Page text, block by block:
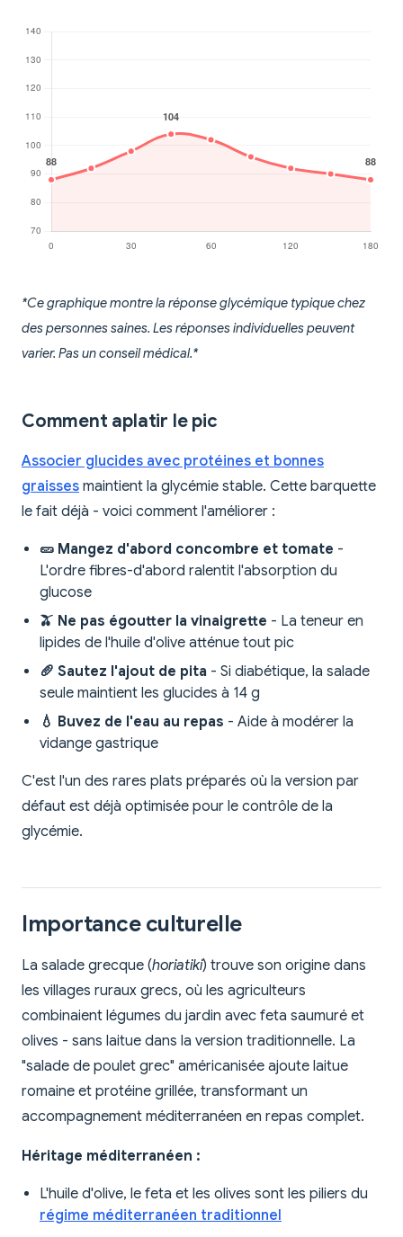
*Ce graphique montre la réponse glycémique typique chez
des personnes saines. Les réponses individuelles peuvent
varier. Pas un conseil médical.*
Comment aplatir le pic
Associer glucides avec protéines et bonnes
graisses maintient la glycémie stable. Cette barquette
le fait déjà - voici comment l'améliorer :
🥒 Mangez d'abord concombre et tomate -
L'ordre fibres-d'abord ralentit l'absorption du
glucose
🫒 Ne pas égoutter la vinaigrette - La teneur en
lipides de l'huile d'olive atténue tout pic
🥖 Sautez l'ajout de pita - Si diabétique, la salade
seule maintient les glucides à 14 g
💧 Buvez de l'eau au repas - Aide à modérer la
vidange gastrique
C'est l'un des rares plats préparés où la version par
défaut est déjà optimisée pour le contrôle de la
glycémie.
Importance culturelle
La salade grecque (horiatiki) trouve son origine dans
les villages ruraux grecs, où les agriculteurs
combinaient légumes du jardin avec feta saumuré et
olives - sans laitue dans la version traditionnelle. La
"salade de poulet grec" américanisée ajoute laitue
romaine et protéine grillée, transformant un
accompagnement méditerranéen en repas complet.
Héritage méditerranéen :
L'huile d'olive, le feta et les olives sont les piliers du
régime méditerranéen traditionnel